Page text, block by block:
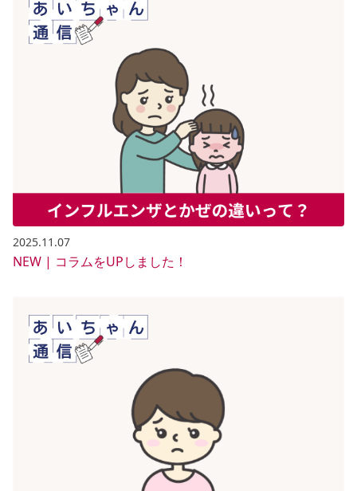
2025.11.07
NEW | コラムをUPしました！